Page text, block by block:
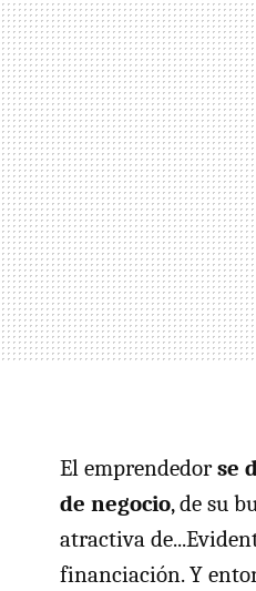
El emprendedorse
de negocio, de su
atractiva
financiación. Y